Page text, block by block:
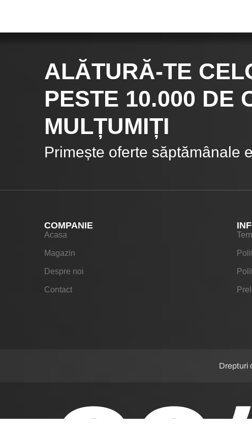
ALĂTURĂ-TE
PESTE 10.000 DE
MULȚUMIȚI
Primește oferte săptămânale
COMPANIE
Acasa
Magazin
Despre noi
Contact
Drepturi